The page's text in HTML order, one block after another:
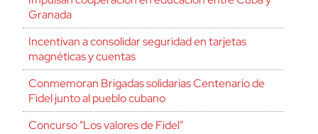
Granada
Incentivan a consolidar seguridad en tarjetas
magnéticas y cuentas
Conmemoran Brigadas solidarias Centenario de
Fidel junto al pueblo cubano
Concurso “Los valores de Fidel”